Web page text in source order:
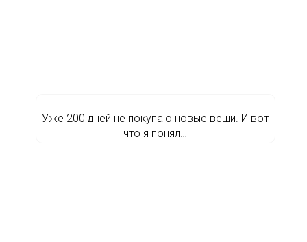
Уже 200 дней не покупаю новые вещи. И вот
что я понял…